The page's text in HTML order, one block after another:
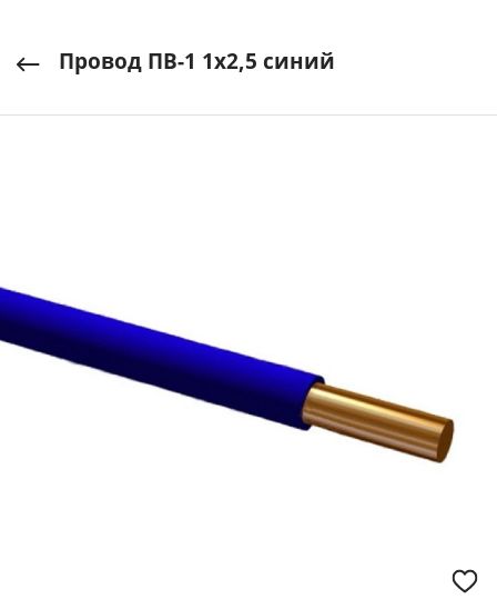
Провод ПВ-1 1х2,5 синий